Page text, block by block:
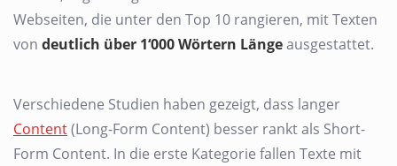
Webseiten, die unter den Top 10 rangieren, mit Texten
von deutlich über 1‘000 Wörtern Längeausgestattet.
Verschiedene Studien haben gezeigt, dass langer
Content(Long-Form Content) besser rankt als Short-
Form Content. In die erste Kategorie fallen Texte mit